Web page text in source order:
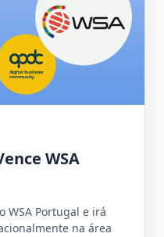
WSA
WSA Portugal e irá
na área